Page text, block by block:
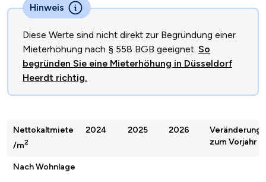
Hinweis
Diese Werte sind nicht direkt zur Begründung einer
Mieterhöhung nach § 558 BGB geeignet. So
begründen Sie eine Mieterhöhung in Düsseldorf
Heerdt richtig.
Nettokaltmiete
/m2
2024 2025 2026
Veränderung
zum Vorjahr
Nach Wohnlage